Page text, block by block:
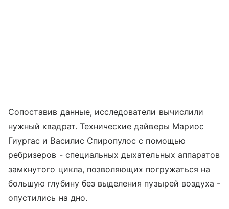
Сопоставив данные, исследователи вычислили
нужный квадрат. Технические дайверы Мариос
Гиургас и Василис Спиропулос с помощью
ребризеров - специальных дыхательных аппаратов
замкнутого цикла, позволяющих погружаться на
большую глубину без выделения пузырей воздуха -
опустились на дно.